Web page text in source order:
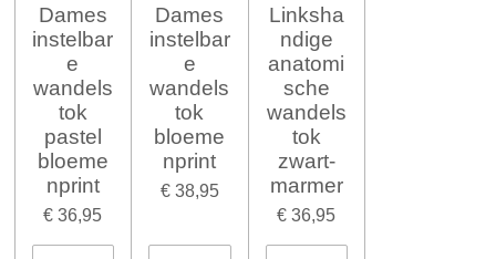
Dames
instelbar
e
wandels
tok
pastel
bloeme
nprint
€ 36,95
Dames
instelbar
e
wandels
tok
bloeme
nprint
€ 38,95
Linksha
ndige
anatomi
sche
wandels
tok
zwart-
marmer
€ 36,95